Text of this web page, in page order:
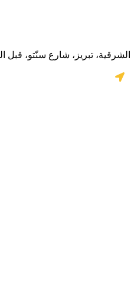
الشرقیة، تبریز، شارع سنّتو،